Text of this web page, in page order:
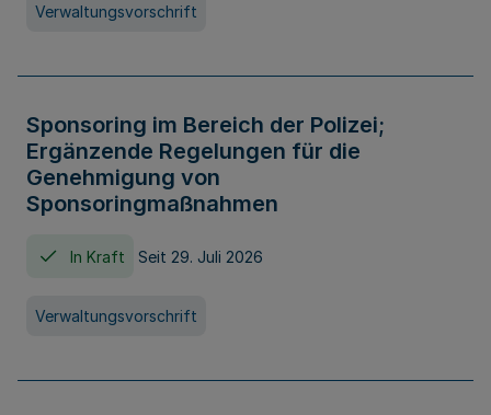
Verwaltungsvorschrift
Sponsoring im Bereich der Polizei;
Ergänzende Regelungen für die
Genehmigung von
Sponsoringmaßnahmen
In Kraft Seit 29. Juli 2026
Verwaltungsvorschrift